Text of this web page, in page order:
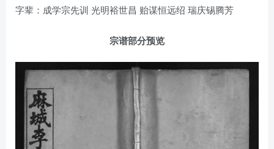
字辈：成学宗先训 光明裕世昌 贻谋恒远绍 瑞庆锡腾芳
宗谱部分预览